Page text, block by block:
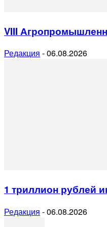
VIII
Редакция -06.08.2026
1 триллион рублей
Редакция -06.08.2026